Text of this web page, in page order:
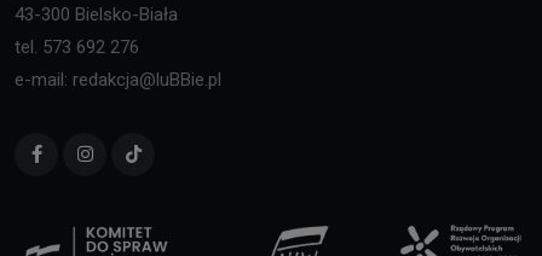
43-300 Bielsko-Biała
tel. 573 692 276
e-mail: redakcja@luBBie.pl